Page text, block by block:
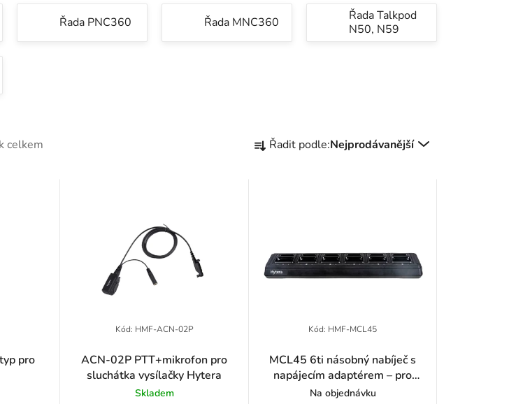
Řada PNC360 Řada MNC360
Řada Talkpod
N50, N59
celkem
Ř Řadit podle:Nejprodávanější
pro
ACN-02P PTT+mikrofon pro
sluchátka vysílačky Hytera
Skladem
Kód: HMF-ACN-02P
MCL45 6ti násobný nabíječ s
napájecím adaptérem – pro
P50/P50 Pro/P50E
Na objednávku
Kód: HMF-MCL45